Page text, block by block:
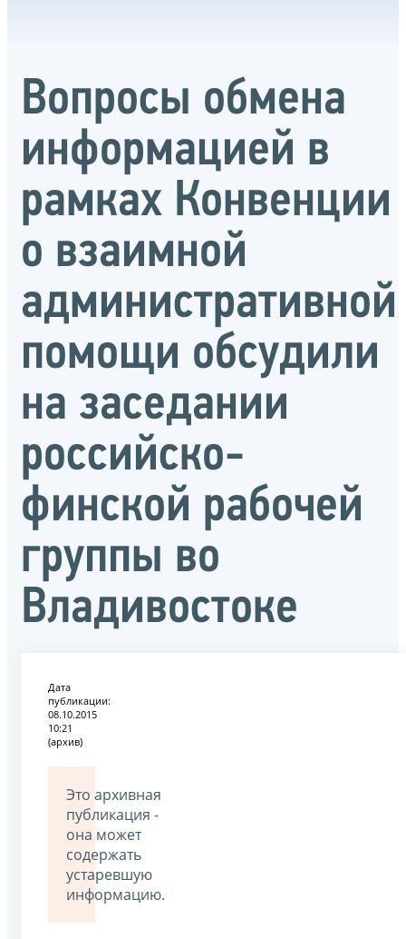
Вопросы обмена
информацией в
рамках Конвенции
о взаимной
административной
помощи обсудили
на заседании
российско-
финской рабочей
группы во
Владивостоке
Дата
публикации:
08.10.2015
10:21
(архив)
Это архивная
публикация -
она может
содержать
устаревшую
информацию.